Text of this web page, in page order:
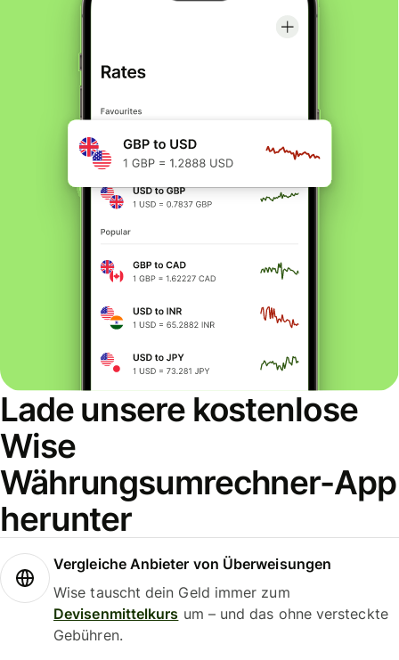
Lade unsere kostenlose
Wise
Währungsumrechner-App
herunter
Vergleiche Anbieter von Überweisungen
Wise tauscht dein Geld immer zum
Devisenmittelkurs um – und das ohne versteckte
Gebühren.